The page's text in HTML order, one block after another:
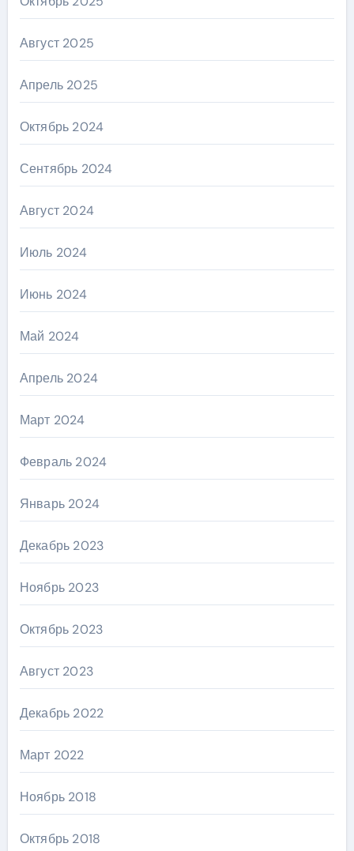
Август 2025
Апрель 2025
Октябрь 2024
Сентябрь 2024
Август 2024
Июль 2024
Июнь 2024
Май 2024
Апрель 2024
Март 2024
Февраль 2024
Январь 2024
Декабрь 2023
Ноябрь 2023
Октябрь 2023
Август 2023
Декабрь 2022
Март 2022
Ноябрь 2018
Октябрь 2018